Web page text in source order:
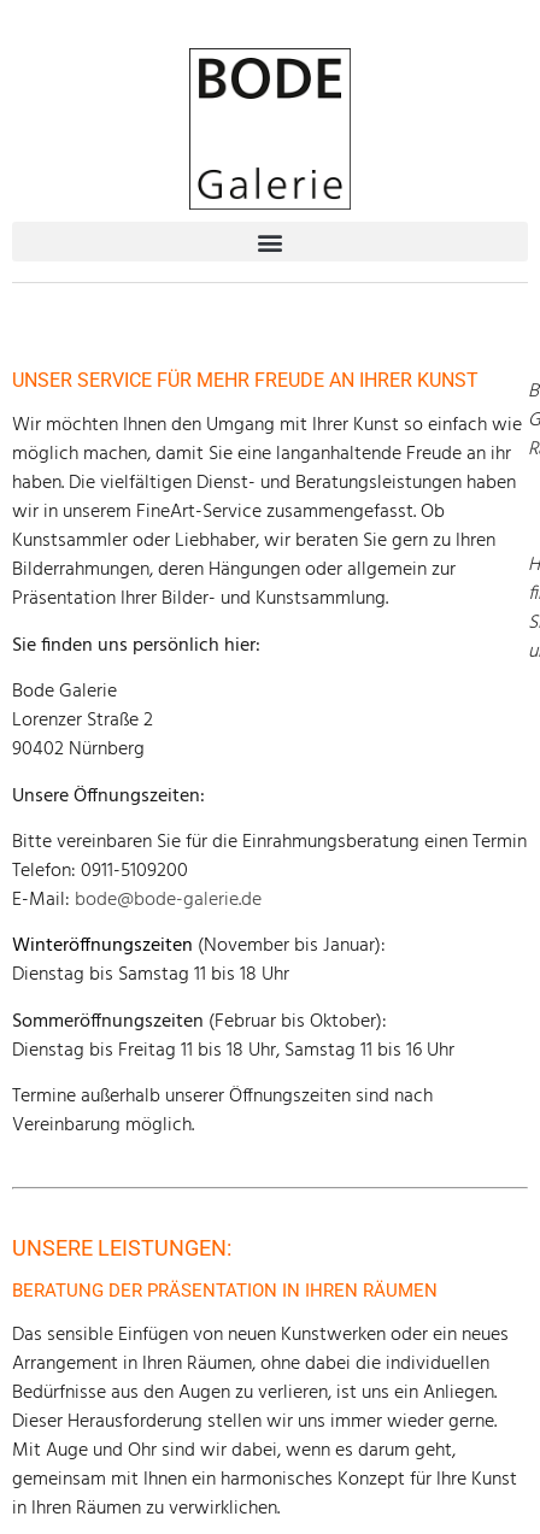
UNSER SERVICE FÜR MEHR FREUDE AN IHRER KUNST
Wir möchten Ihnen den Umgang mit Ihrer Kunst so einfach wie
möglich machen, damit Sie eine langanhaltende Freude an ihr
haben. Die vielfältigen Dienst- und Beratungsleistungen haben
wir in unserem FineArt-Service zusammengefasst. Ob
Kunstsammler oder Liebhaber, wir beraten Sie gern zu Ihren
Bilderrahmungen, deren Hängungen oder allgemein zur
Präsentation Ihrer Bilder- und Kunstsammlung.
Sie finden uns persönlich hier:
Bode Galerie
Lorenzer Straße 2
90402 Nürnberg
Unsere Öffnungszeiten:
Bitte vereinbaren Sie für die Einrahmungsberatung einen Termin
Telefon: 0911-5109200
E-Mail: bode@bode-galerie.de
Winteröffnungszeiten (November bis Januar):
Dienstag bis Samstag 11 bis 18 Uhr
Sommeröffnungszeiten (Februar bis Oktober):
Dienstag bis Freitag 11 bis 18 Uhr, Samstag 11 bis 16 Uhr
Termine außerhalb unserer Öffnungszeiten sind nach
Vereinbarung möglich.
UNSERE LEISTUNGEN:
BERATUNG DER PRÄSENTATION IN IHREN RÄUMEN
Das sensible Einfügen von neuen Kunstwerken oder ein neues
Arrangement in Ihren Räumen, ohne dabei die individuellen
Bedürfnisse aus den Augen zu verlieren, ist uns ein Anliegen.
Dieser Herausforderung stellen wir uns immer wieder gerne.
Mit Auge und Ohr sind wir dabei, wenn es darum geht,
gemeinsam mit Ihnen ein harmonisches Konzept für Ihre Kunst
in Ihren Räumen zu verwirklichen.